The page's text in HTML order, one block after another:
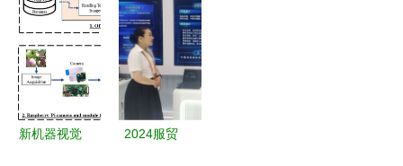
暖身又暖心
能企业数字
化转型
新机器视觉
2024服贸